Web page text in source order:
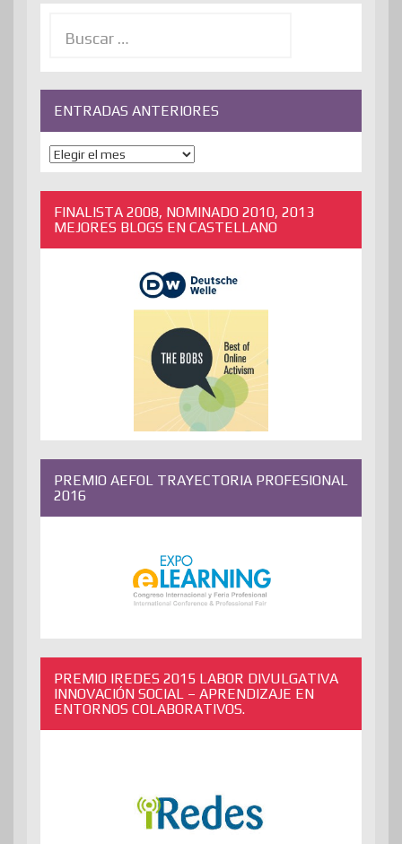
ENTRADAS ANTERIORES
ENTRADAS
ANTERIORES
FINALISTA 2008, NOMINADO 2010, 2013
MEJORES BLOGS EN CASTELLANO
PREMIO AEFOL TRAYECTORIA PROFESIONAL
2016
PREMIO IREDES 2015 LABOR DIVULGATIVA
INNOVACIÓN SOCIAL – APRENDIZAJE EN
ENTORNOS COLABORATIVOS.